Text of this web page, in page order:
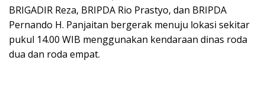
BRIGADIR Reza, BRIPDA Rio Prastyo, dan BRIPDA
Pernando H. Panjaitan bergerak menuju lokasi sekitar
pukul 14.00 WIB menggunakan kendaraan dinas roda
dua dan roda empat.